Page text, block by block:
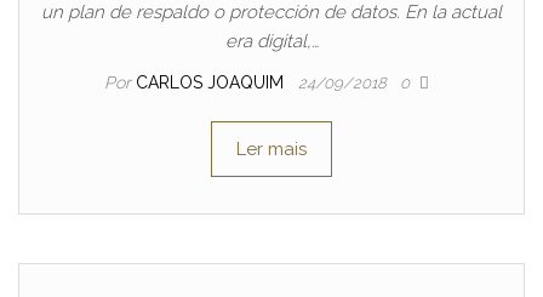
un plan de respaldo o protección de datos. En la actual
era digital,…
Por CARLOS JOAQUIM 24/09/2018 0
Ler mais